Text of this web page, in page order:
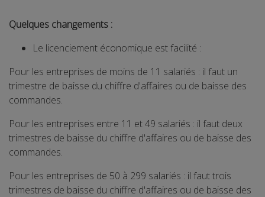
Quelques changements :
Le licenciement économique est facilité :
Pour les entreprises de moins de 11 salariés : il faut un
trimestre de baisse du chiffre d'affaires ou de baisse des
commandes.
Pour les entreprises entre 11 et 49 salariés : il faut deux
trimestres de baisse du chiffre d'affaires ou de baisse des
commandes.
Pour les entreprises de 50 à 299 salariés : il faut trois
trimestres de baisse du chiffre d'affaires ou de baisse des